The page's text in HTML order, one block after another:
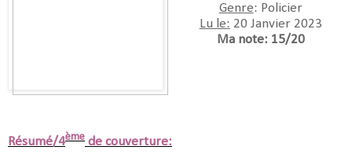
Genre: Policier
Lu le: 20 Janvier 2023
Ma note: 15/20
Résumé/4ème de couverture: